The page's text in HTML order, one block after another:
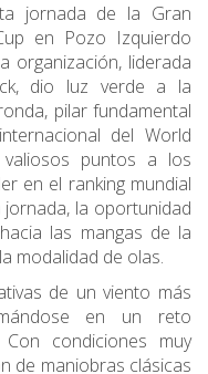
jornada de la Gran
en Pozo Izquierdo
organización, liderada
dio luz verde a la
pilar fundamental
del World
puntos a los
en el ranking mundial
la oportunidad
las mangas de la
modalidad de olas.
de un viento más
en un reto
condiciones muy
de maniobras clásicas